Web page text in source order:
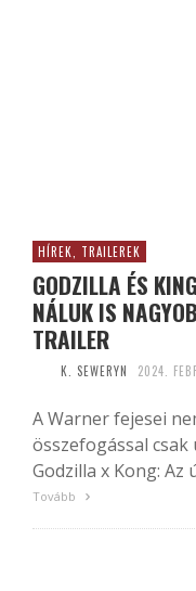
HÍREK, TRAILEREK
GODZILLA ÉS
NÁLUK IS
TRAILER
K. SEWERYN 2024.
A Warner fejesei
összefogással
Godzilla x Kong: Az
Tovább